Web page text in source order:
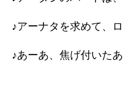
♪アーナタを求めて、
♪あーあ、焦げ付いた